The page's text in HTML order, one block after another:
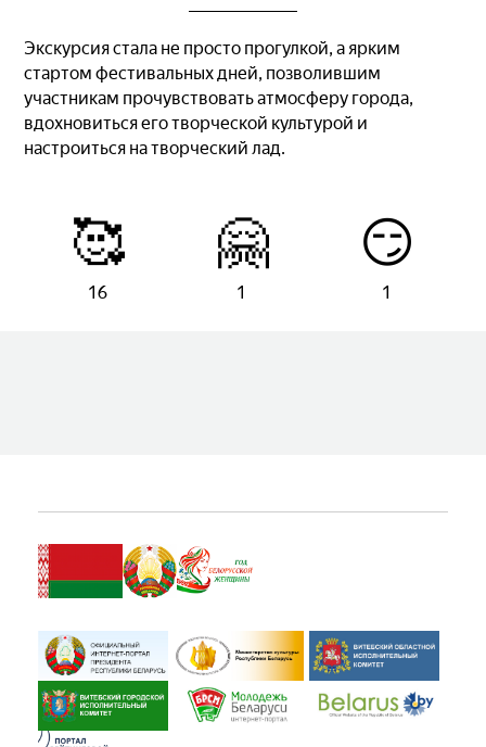
Экскурсия стала не просто прогулкой, а ярким
стартом фестивальных дней, позволившим
участникам прочувствовать атмосферу города,
вдохновиться его творческой культурой и
настроиться на творческий лад.
🥰
16
🤗
1
😏
1